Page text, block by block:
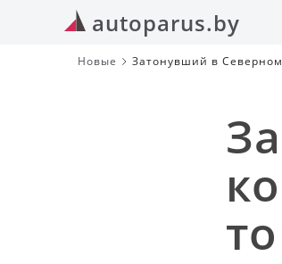
autoparus.by
Новые Затонувший в